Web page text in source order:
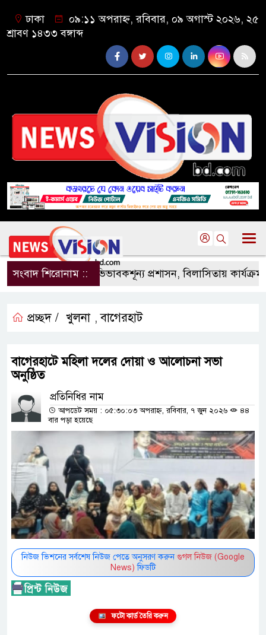
ঢাকা
০৯:১১ অপরাহ্ন, রবিবার, ০৯ অগাস্ট ২০২৬, ২৫
শ্রাবণ ১৪৩৩ বঙ্গাব্দ
সংবাদ শিরোনাম ::
‎শান্তিগঞ্জে অভিভাবকশূন্য প্রশাসন, ‎বিলাসিতায় কার্যক্রম-
প্রচ্ছদ / খুলনা ,বাগেরহাট
বাগেরহাটে মহিলা দলের দোয়া ও আলোচনা সভা
অনুষ্ঠিত
প্রতিনিধির নাম
আপডেট সময় : ০৫:৩০:০৩ অপরাহ্ন, রবিবার, ৭ জুন ২০২৬
৪৪
বার পড়া হয়েছে
নিউজ ভিশনের সর্বশেষ নিউজ পেতে অনুসরণ করুন গুগল নিউজ (Google
News) ফিডটি
ফটো কার্ড তৈরি করুন